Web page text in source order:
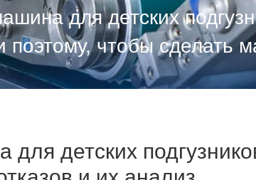
для детских
поэтому, чтобы сделать
промышленности имеет
для детских